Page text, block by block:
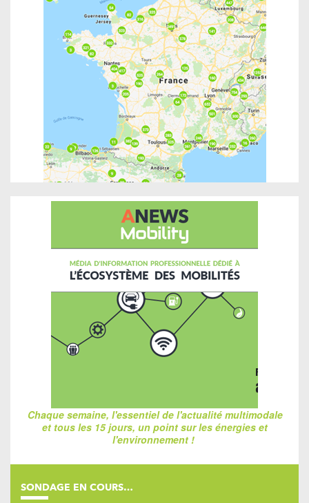
Chaque semaine, l'essentiel de l'actualité multimodale
et tous les 15 jours, un point sur les énergies et
l'environnement !
SONDAGE EN COURS…